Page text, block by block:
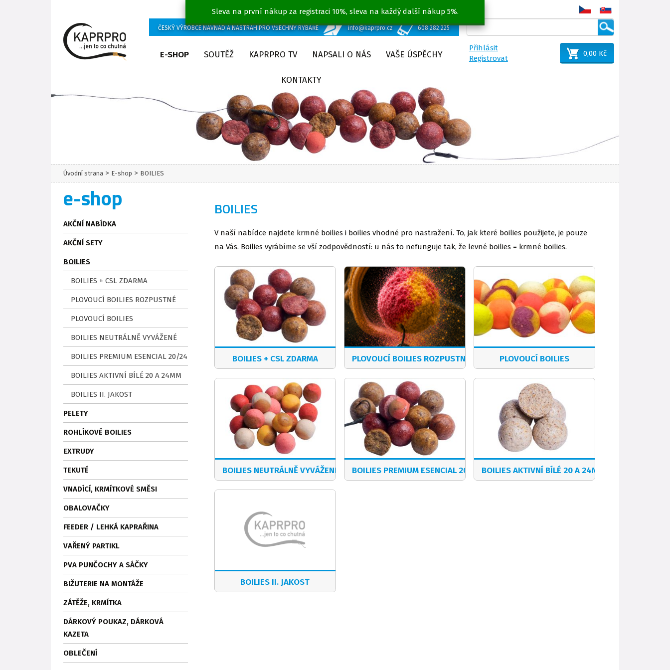
Sleva na první nákup za registraci 10%, sleva na každý další nákup 5%.
ČESKÝ VÝROBCE NÁVNAD A NÁSTRAH PRO VŠECHNY RYBÁŘE info@kaprpro.cz 608 282 225
E-SHOP SOUTĚŽ KAPRPRO TV NAPSALI O NÁS VAŠE ÚSPĚCHY
KONTAKTY
Přihlásit
Registrovat
0,00 Kč
Úvodní strana > E-shop > BOILIES
e-shop
AKČNÍ NABÍDKA
AKČNÍ SETY
BOILIES
BOILIES + CSL ZDARMA
PLOVOUCÍ BOILIES ROZPUSTNÉ
PLOVOUCÍ BOILIES
BOILIES NEUTRÁLNĚ VYVÁŽENÉ
BOILIES PREMIUM ESENCIAL 20/24
BOILIES AKTIVNÍ BÍLÉ 20 A 24MM
BOILIES II. JAKOST
PELETY
ROHLÍKOVÉ BOILIES
EXTRUDY
TEKUTÉ
VNADÍCÍ, KRMÍTKOVÉ SMĚSI
OBALOVAČKY
FEEDER / LEHKÁ KAPRAŘINA
VAŘENÝ PARTIKL
PVA PUNČOCHY A SÁČKY
BIŽUTERIE NA MONTÁŽE
ZÁTĚŽE, KRMÍTKA
DÁRKOVÝ POUKAZ, DÁRKOVÁ
KAZETA
OBLEČENÍ
BOILIES
V naší nabídce najdete krmné boilies i boilies vhodné pro nastražení. To, jak které boilies použijete, je pouze
na Vás. Boilies vyrábíme se vší zodpovědností: u nás to nefunguje tak, že levné boilies = krmné boilies.
BOILIES + CSL ZDARMA PLOVOUCÍ BOILIES ROZPUSTNÉ PLOVOUCÍ BOILIES
BOILIES NEUTRÁLNĚ VYVÁŽENÉ BOILIES PREMIUM ESENCIAL 20/24 BOILIES AKTIVNÍ BÍLÉ 20 A 24MM
BOILIES II. JAKOST